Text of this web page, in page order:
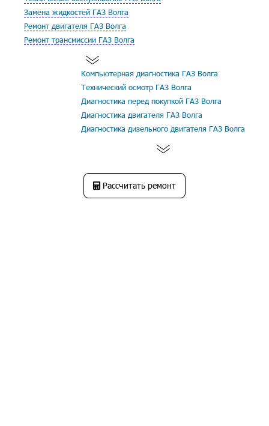
Замена жидкостей ГАЗ Волга
Ремонт двигателя ГАЗ Волга
Ремонт трансмиссии ГАЗ Волга
Компьютерная диагностика ГАЗ Волга
Технический осмотр ГАЗ Волга
Диагностика перед покупкой ГАЗ Волга
Диагностика двигателя ГАЗ Волга
Диагностика дизельного двигателя ГАЗ Волга
Рассчитать ремонт